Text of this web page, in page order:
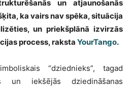
un atjaunošanās
ka vairs nav spēka, situācija
un priekšplānā izvirzās
process, raksta YourTango.
“dziednieks”, tagad
un iekšējās dziedināšanas